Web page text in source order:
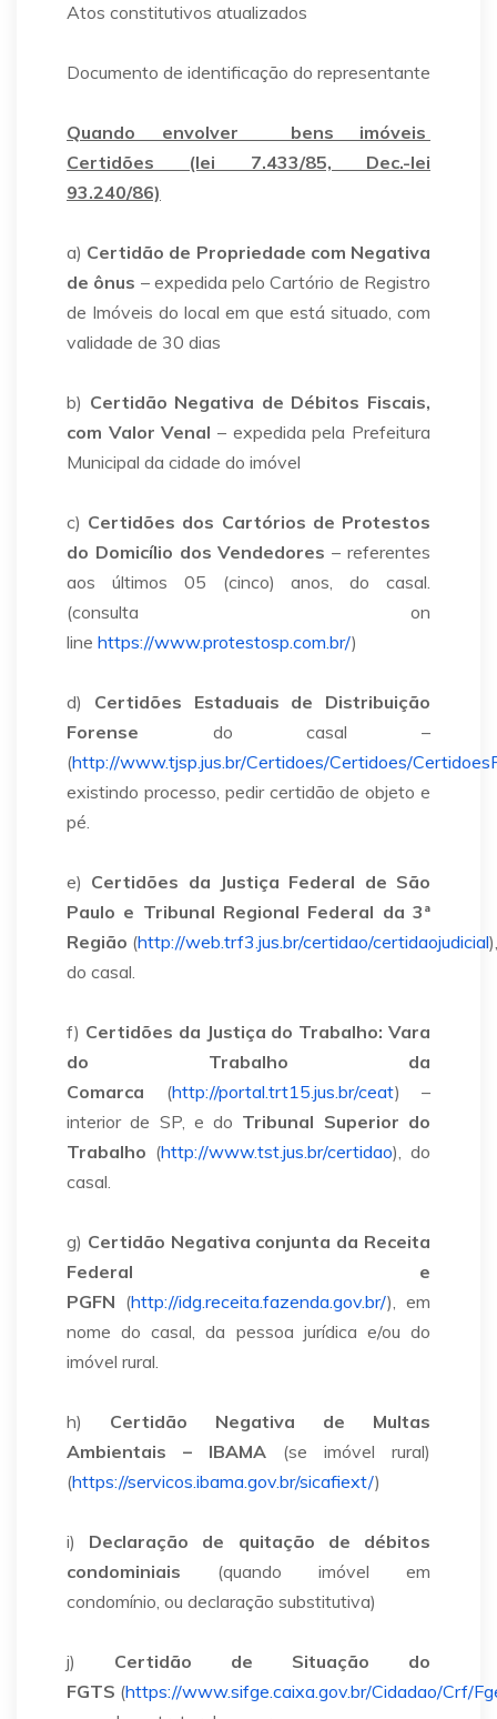
Atos constitutivos atualizados
Documento de identificação do representante
Quando envolver bens imóveis
Certidões (lei 7.433/85, Dec.-lei
93.240/86)
a) Certidão de Propriedade com Negativa
de ônus – expedida pelo Cartório de Registro
de Imóveis do local em que está situado, com
validade de 30 dias
b) Certidão Negativa de Débitos Fiscais,
com Valor Venal – expedida pela Prefeitura
Municipal da cidade do imóvel
c) Certidões dos Cartórios de Protestos
do Domicílio dos Vendedores– referentes
aos últimos 05 (cinco) anos, do casal.
(consulta on
line https://www.protestosp.com.br/)
d) Certidões Estaduais de Distribuição
Forense do casal –
(http://www.tjsp.jus.br/Certidoes/Certidoes/
existindo processo, pedir certidão de objeto e
pé.
e) Certidões da Justiça Federal de São
Paulo e Tribunal Regional Federal da 3ª
Região (http://web.trf3.jus.br/certidao/certidaojudicial),
do casal.
f) Certidões da Justiça do Trabalho: Vara
do Trabalho da
Comarca (http://portal.trt15.jus.br/ceat) –
interior de SP, e do Tribunal Superior do
Trabalho (http://www.tst.jus.br/certidao), do
casal.
g) Certidão Negativa conjunta da Receita
Federal e
PGFN (http://idg.receita.fazenda.gov.br/), em
nome do casal, da pessoa jurídica e/ou do
imóvel rural.
h) Certidão Negativa de Multas
Ambientais – IBAMA (se imóvel rural)
(https://servicos.ibama.gov.br/sicafiext/)
i) Declaração de quitação de débitos
condominiais (quando imóvel em
condomínio, ou declaração substitutiva)
j) Certidão de Situação do
FGTS (https://www.sifge.caixa.gov.br/Cidadao/Crf/